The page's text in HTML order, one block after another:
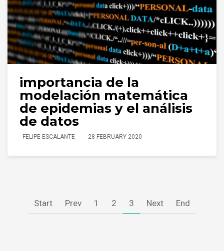
importancia de la
modelación matemática
de epidemias y el análisis
de datos
FELIPE ESCALANTE 28 FEBRUARY 2020
Start Prev 1 2 3 Next End